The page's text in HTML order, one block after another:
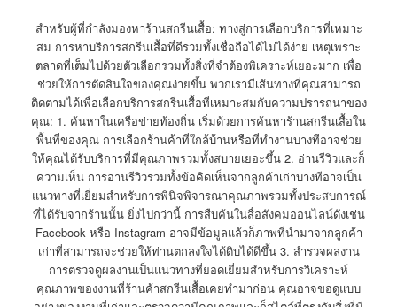
สำหรับผู้ที่กำลังมองหาร้านสกรีนเสื้อ: ทางสู่การเลือกบริการที่เหมาะ
สม การหาบริการสกรีนเสื้อที่ดีรวมทั้งเชื่อถือได้ไม่ได้ง่าย เหตุเพราะ
ตลาดที่เต็มไปด้วยตัวเลือกรวมทั้งสิ่งที่จำต้องพิเคราะห์เยอะมาก เพื่อ
ช่วยให้การตัดสินใจของคุณง่ายขึ้น พวกเรามีเส้นทางที่คุณสามารถ
ติดตามได้เพื่อเลือกบริการสกรีนเสื้อที่เหมาะสมกับความปรารถนาของ
คุณ: 1. ค้นหาในเครือข่ายท้องถิ่น เริ่มด้วยการค้นหาร้านสกรีนเสื้อใน
พื้นที่ของคุณ การเลือกร้านค้าที่ใกล้บ้านหรือที่ทำงานบางทีอาจช่วย
ให้คุณได้รับบริการที่มีคุณภาพรวมทั้งสบายเยอะขึ้น 2. อ่านรีวิวและก็
ความเห็น การอ่านรีวิวรวมทั้งข้อคิดเห็นจากลูกค้าเก่าบางทีอาจเป็น
แนวทางที่เยี่ยมสำหรับการพินิจพิจารณาคุณภาพรวมทั้งประสบการณ์
ที่ได้รับจากร้านนั้น ยิ่งไปกว่านี้ การสืบค้นในสื่อสังคมออนไลน์ดังเช่น
Facebook หรือ Instagram อาจมีข้อมูลแล้วก็ภาพที่นำมาจากลูกค้า
เก่าที่สามารถจะช่วยให้ท่านตกลงใจได้ดิบได้ดีขึ้น 3. สำรวจผลงาน
การตรวจดูผลงานเป็นแนวทางที่ยอดเยี่ยมสำหรับการวิเคราะห์
คุณภาพของงานที่ร้านค้าสกรีนเสื้อเคยทำมาก่อน คุณอาจขอดูแบบ